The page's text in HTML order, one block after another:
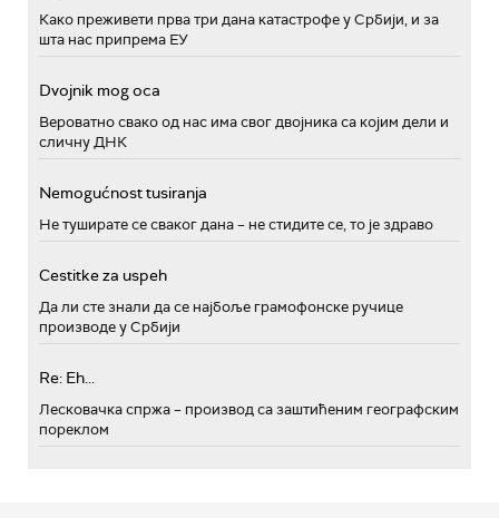
Како преживети прва три дана катастрофе у Србији, и за
шта нас припрема ЕУ
Dvojnik mog oca
Вероватно свако од нас има свог двојника са којим дели и
сличну ДНК
Nemogućnost tusiranja
Не туширате се сваког дана – не стидите се, то је здраво
Cestitke za uspeh
Да ли сте знали да се најбоље грамофонске ручице
производе у Србији
Re: Eh...
Лесковачка спржа – производ са заштићеним географским
пореклом